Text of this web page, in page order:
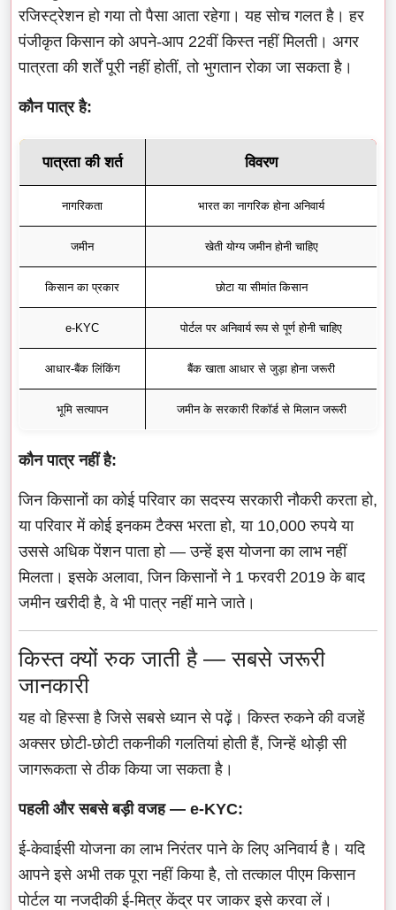
रजिस्ट्रेशन हो गया तो पैसा आता रहेगा। यह सोच गलत है। हर
पंजीकृत किसान को अपने-आप 22वीं किस्त नहीं मिलती। अगर
पात्रता की शर्तें पूरी नहीं होतीं, तो भुगतान रोका जा सकता है।
कौन पात्र है:
पात्रता की शर्त विवरण
नागरिकता भारत का नागरिक होना अनिवार्य
जमीन खेती योग्य जमीन होनी चाहिए
किसान का प्रकार छोटा या सीमांत किसान
e-KYC पोर्टल पर अनिवार्य रूप से पूर्ण होनी चाहिए
आधार-बैंक लिंकिंग बैंक खाता आधार से जुड़ा होना जरूरी
भूमि सत्यापन जमीन के सरकारी रिकॉर्ड से मिलान जरूरी
कौन पात्र नहीं है:
जिन किसानों का कोई परिवार का सदस्य सरकारी नौकरी करता हो,
या परिवार में कोई इनकम टैक्स भरता हो, या 10,000 रुपये या
उससे अधिक पेंशन पाता हो — उन्हें इस योजना का लाभ नहीं
मिलता। इसके अलावा, जिन किसानों ने 1 फरवरी 2019 के बाद
जमीन खरीदी है, वे भी पात्र नहीं माने जाते।
किस्त क्यों रुक जाती है — सबसे जरूरी
जानकारी
यह वो हिस्सा है जिसे सबसे ध्यान से पढ़ें। किस्त रुकने की वजहें
अक्सर छोटी-छोटी तकनीकी गलतियां होती हैं, जिन्हें थोड़ी सी
जागरूकता से ठीक किया जा सकता है।
पहली और सबसे बड़ी वजह — e-KYC:
ई-केवाईसी योजना का लाभ निरंतर पाने के लिए अनिवार्य है। यदि
आपने इसे अभी तक पूरा नहीं किया है, तो तत्काल पीएम किसान
पोर्टल या नजदीकी ई-मित्र केंद्र पर जाकर इसे करवा लें।